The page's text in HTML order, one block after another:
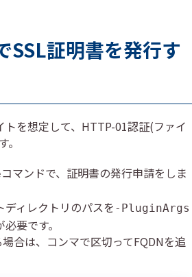
SSL証明書を発行す
を想定して、HTTP-01認証(ファイ
コマンドで、証明書の発⾏申請をしま
ディレクトリのパスを -PluginArgs
要です。
合は、コンマで区切ってFQDNを追